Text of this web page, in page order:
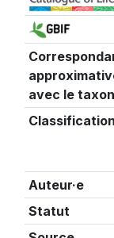
avec le taxon
Classification
Auteur·e
Statut